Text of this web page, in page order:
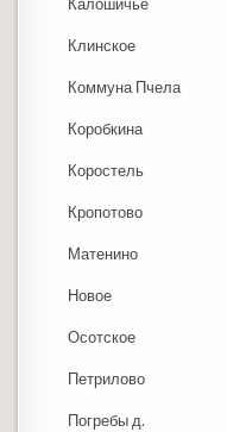
Калошичье
Клинское
Коммуна Пчела
Коробкина
Коростель
Кропотово
Матенино
Новое
Осотское
Петрилово
Погребы д.